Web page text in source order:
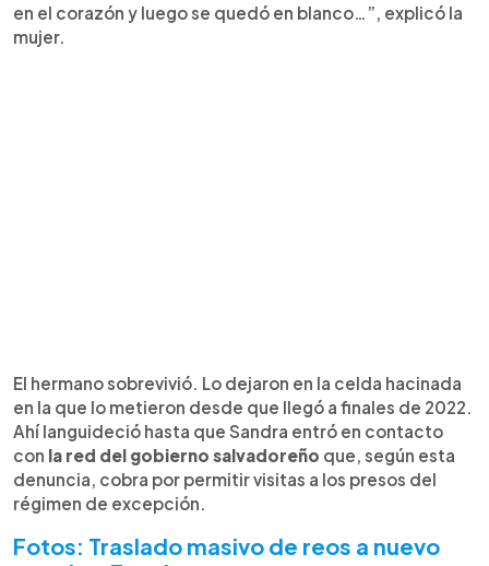
en el corazón y luego se quedó en blanco…”, explicó la
mujer.
El hermano sobrevivió. Lo dejaron en la celda hacinada
en la que lo metieron desde que llegó a finales de 2022.
Ahí languideció hasta que Sandra entró en contacto
con la red del gobierno salvadoreño que, según esta
denuncia, cobra por permitir visitas a los presos del
régimen de excepción.
Fotos: Traslado masivo de reos a nuevo